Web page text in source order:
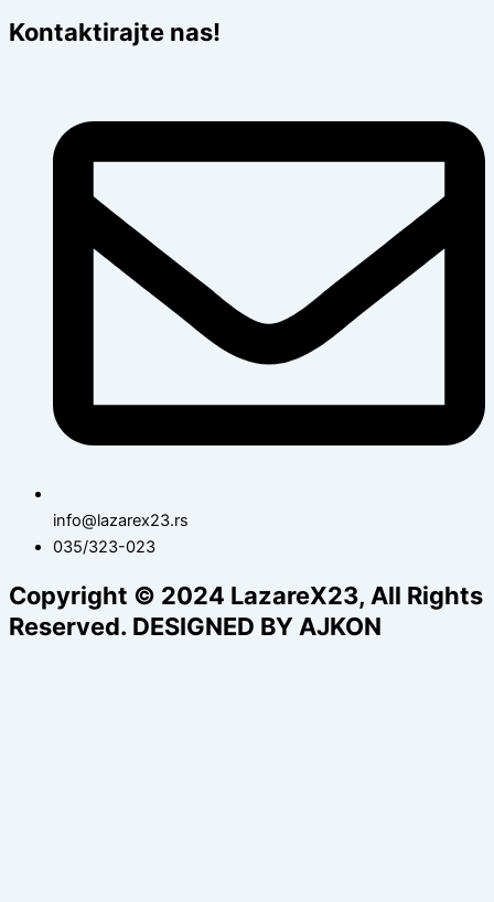
Kontaktirajte nas!
info@lazarex23.rs
035/323-023
Copyright © 2024 LazareX23, All Rights
Reserved. DESIGNED BY AJKON